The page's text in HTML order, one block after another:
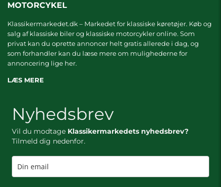
MOTORCYKEL
Klassikermarkedet.dk – Markedet for klassiske køretøjer. Køb og
salg af klassiske biler og klassiske motorcykler online. Som
privat kan du oprette annoncer helt gratis allerede i dag, og
som forhandler kan du læse mere om mulighederne for
annoncering lige her.
LÆS MERE
Nyhedsbrev
Vil du modtage Klassikermarkedets nyhedsbrev?
Tilmeld dig nedenfor.